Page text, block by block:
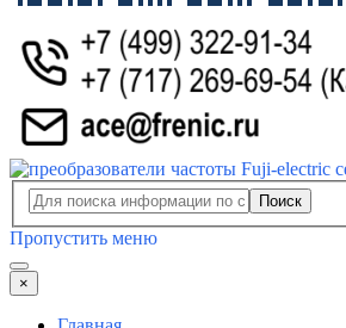
Поиск
Пропустить меню
×